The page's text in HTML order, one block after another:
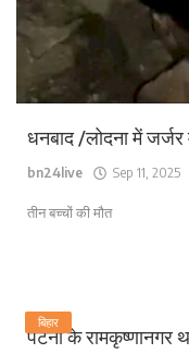
धनबाद /लोदना में जर्जर
bn24live Sep 11, 2025
तीन बच्चों की मौत
बिहार
पटना के रामकृष्णानगर